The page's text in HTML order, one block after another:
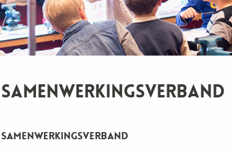
Samenwerkingsverband
SAMENWERKINGSVERBAND